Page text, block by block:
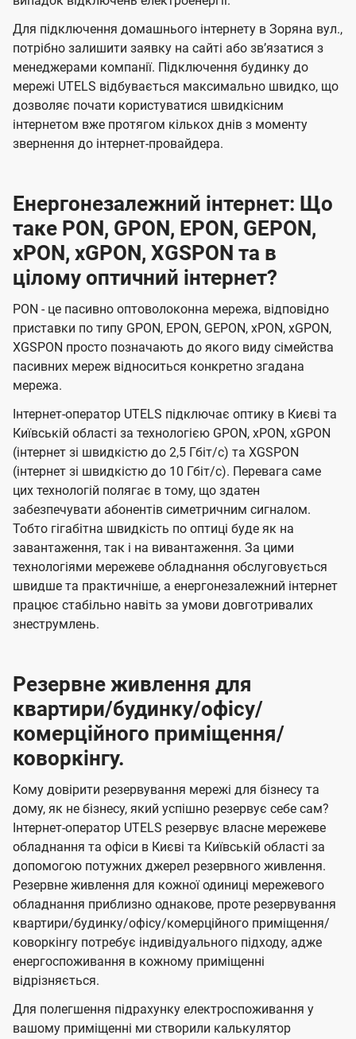
Для підключення домашнього інтернету в Зоряна вул.,
потрібно залишити заявку на сайті або звʼязатися з
менеджерами компанії. Підключення будинку до
мережі UTELS відбувається максимально швидко, що
дозволяє почати користуватися швидкісним
інтернетом вже протягом кількох днів з моменту
звернення до інтернет-провайдера.
Енергонезалежний інтернет: Що
таке PON, GPON, EPON, GEPON,
xPON, xGPON, XGSPON та в
цілому оптичний інтернет?
PON - це пасивно оптоволоконна мережа, відповідно
приставки по типу GPON, EPON, GEPON, xPON, xGPON,
XGSPON просто позначають до якого виду сімейства
пасивних мереж відноситься конкретно згадана
мережа.
Інтернет-оператор UTELS підключає оптику в Києві та
Київській області за технологією GPON, xPON, xGPON
(інтернет зі швидкістю до 2,5 Гбіт/с) та XGSPON
(інтернет зі швидкістю до 10 Гбіт/с). Перевага саме
цих технологій полягає в тому, що здатен
забезпечувати абонентів симетричним сигналом.
Тобто гігабітна швидкість по оптиці буде як на
завантаження, так і на вивантаження. За цими
технологіями мережеве обладнання обслуговується
швидше та практичніше, а енергонезалежний інтернет
працює стабільно навіть за умови довготривалих
знеструмлень.
Резервне живлення для
квартири/будинку/офісу/
комерційного приміщення/
коворкінгу.
Кому довірити резервування мережі для бізнесу та
дому, як не бізнесу, який успішно резервує себе сам?
Інтернет-оператор UTELS резервує власне мережеве
обладнання та офіси в Києві та Київській області за
допомогою потужних джерел резервного живлення.
Резервне живлення для кожної одиниці мережевого
обладнання приблизно однакове, проте резервування
квартири/будинку/офісу/комерційного приміщення/
коворкінгу потребує індивідуального підходу, адже
енергоспоживання в кожному приміщенні
відрізняється.
Для полегшення підрахунку електроспоживання у
вашому приміщенні ми створили калькулятор